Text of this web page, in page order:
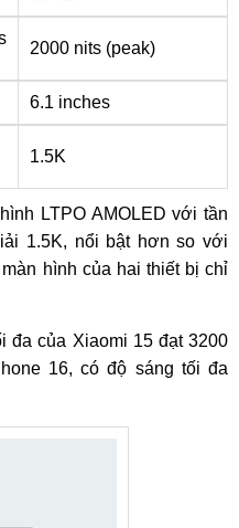
2000 nits (peak)
6.1 inches
1.5K
LTPO AMOLED với tần
1.5K, nổi bật hơn so với
hình của hai thiết bị chỉ
đa của Xiaomi 15 đạt 3200
16, có độ sáng tối đa